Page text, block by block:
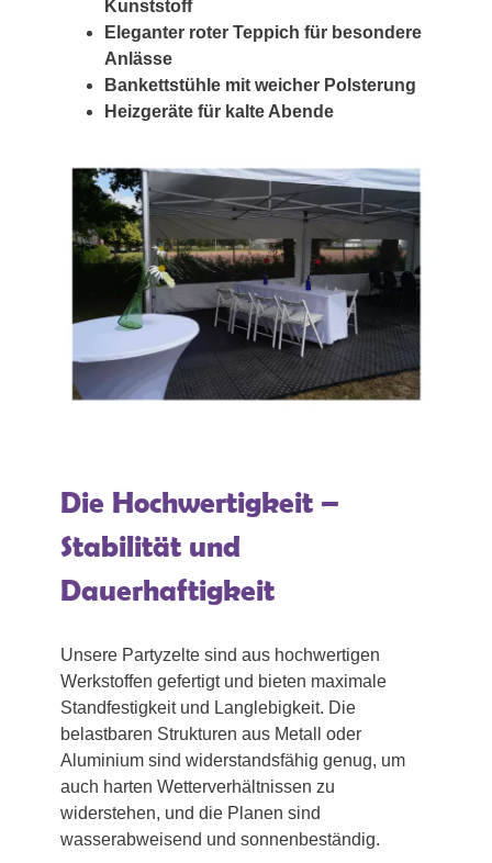
Kunststoff
Eleganter roter Teppich für besondere
Anlässe
Bankettstühle mit weicher Polsterung
Heizgeräte für kalte Abende
Die Hochwertigkeit –
Stabilität und
Dauerhaftigkeit
Unsere Partyzelte sind aus hochwertigen
Werkstoffen gefertigt und bieten maximale
Standfestigkeit und Langlebigkeit. Die
belastbaren Strukturen aus Metall oder
Aluminium sind widerstandsfähig genug, um
auch harten Wetterverhältnissen zu
widerstehen, und die Planen sind
wasserabweisend und sonnenbeständig.